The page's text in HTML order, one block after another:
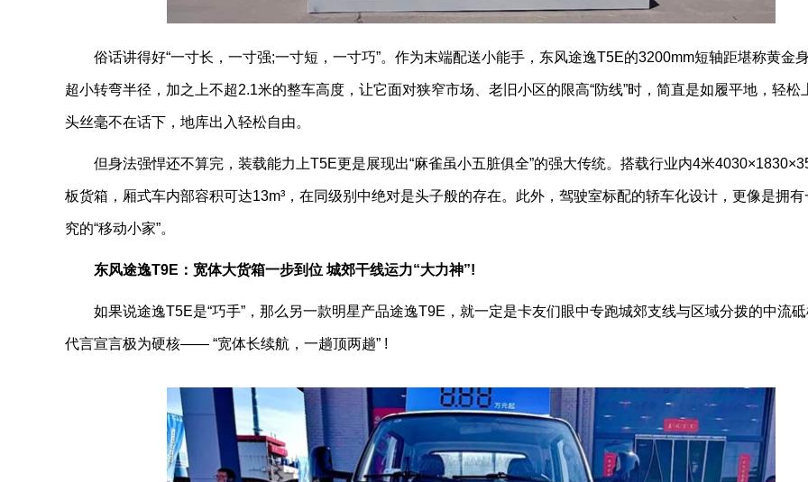
俗话讲得好“一寸长，一寸强;一寸短，一寸巧”。作为末端配送小能手，东风途逸T5E的3200mm短轴距堪称黄金
超小转弯半径，加之上不超2.1米的整车高度，让它面对狭窄市场、老旧小区的限高“防线”时，简直是如履平地，轻松
头丝毫不在话下，地库出入轻松自由。
但身法强悍还不算完，装载能力上T5E更是展现出“麻雀虽小五脏俱全”的强大传统。搭载行业内4米
板货箱，厢式车内部容积可达13m³，在同级别中绝对是头子般的存在。此外，驾驶室标配的轿车化设计，更像是拥
究的“移动小家”。
东风途逸T9E：宽体大货箱一步到位 城郊干线运力“大力神”!
如果说途逸T5E是“巧手”，那么另一款明星产品途逸T9E，就一定是卡友们眼中专跑城郊支线与区域分拨的中流
代言宣言极为硬核—— “宽体长续航，一趟顶两趟” !